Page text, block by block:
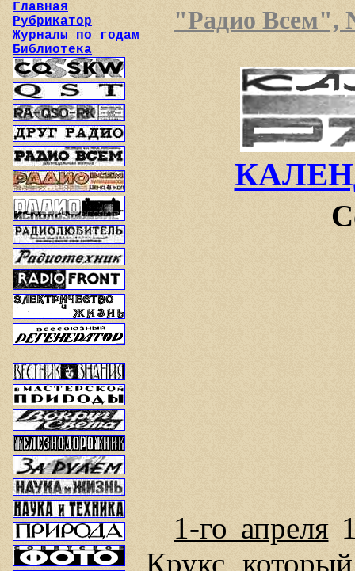
Главная
Рубрикатор
Журналы по годам
Библиотека
"Радио Всем",
1-го апреля
Крукс,